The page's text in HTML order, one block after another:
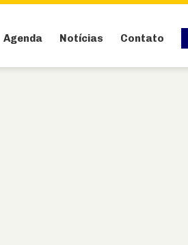
Agenda Notícias Contato